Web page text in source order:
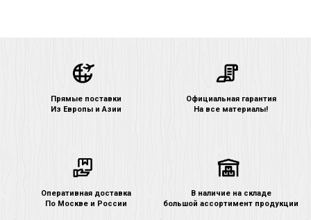
Прямые поставки
Из Европы и Азии
Официальная гарантия
На все материалы!
Оперативная доставка
По Москве и России
В наличие на складе
большой ассортимент продукции